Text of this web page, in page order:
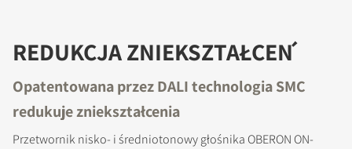
REDUKCJA ZNIEKSZTAŁCEŃ
Opatentowana przez DALI technologia SMC
redukuje zniekształcenia
Przetwornik nisko- i średniotonowy głośnika OBERON ON-